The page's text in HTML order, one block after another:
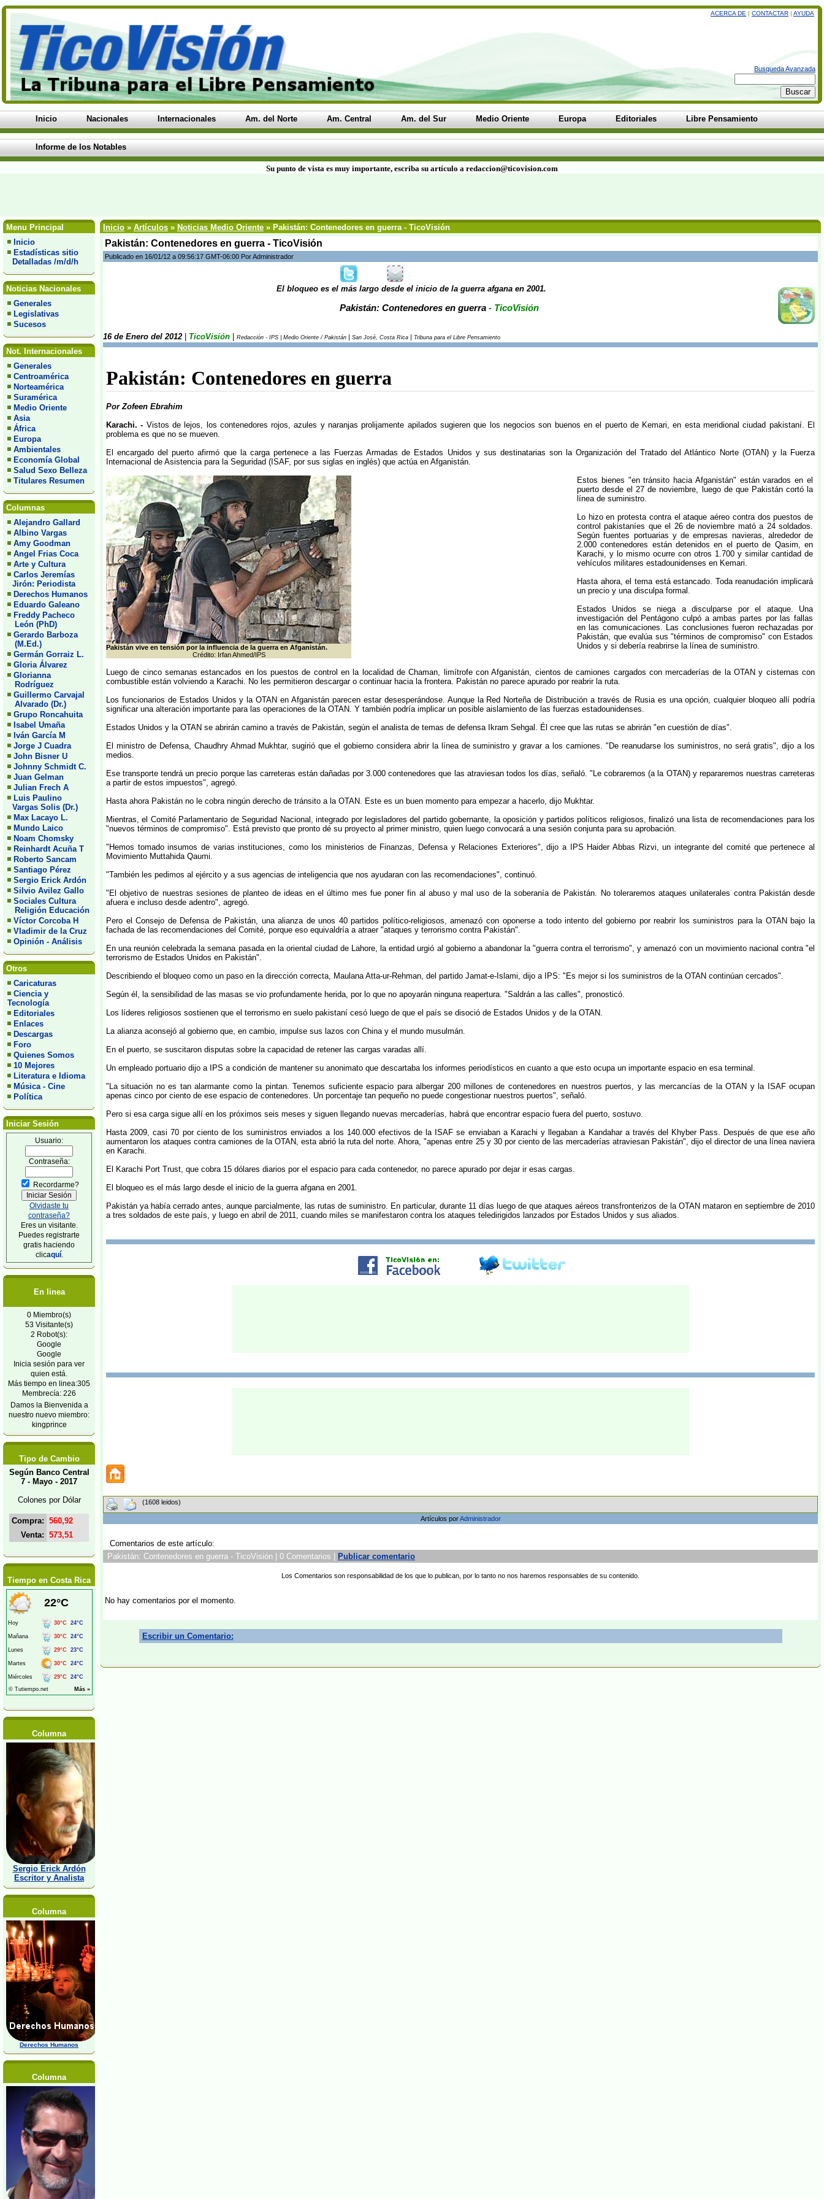
ACERCA DE | CONTACTAR | AYUDA
Busqueda Avanzada
Inicio Nacionales Internacionales Am. del Norte Am. Central Am. del Sur Medio Oriente Europa Editoriales Libre Pensamiento
Informe de los Notables
Su punto de vista es muy importante, escriba su artículo a redaccion@ticovision.com
Menu Principal
Inicio
Estadísticas sitio
Detalladas /m/d/h
Noticias Nacionales
Generales
Legislativas
Sucesos
Not. Internacionales
Generales
Centroamérica
Norteamérica
Suramérica
Medio Oriente
Asia
África
Europa
Ambientales
Economía Global
Salud Sexo Belleza
Titulares Resumen
Columnas
Alejandro Gallard
Albino Vargas
Amy Goodman
Angel Frias Coca
Arte y Cultura
Carlos Jeremías
Jirón: Periodista
Derechos Humanos
Eduardo Galeano
Freddy Pacheco
León (PhD)
Gerardo Barboza
(M.Ed.)
Germán Gorraiz L.
Gloria Álvarez
Glorianna
Rodríguez
Guillermo Carvajal
Alvarado (Dr.)
Grupo Roncahuita
Isabel Umaña
Iván García M
Jorge J Cuadra
John Bisner U
Johnny Schmidt C.
Juan Gelman
Julian Frech A
Luis Paulino
Vargas Solis (Dr.)
Max Lacayo L.
Mundo Laico
Noam Chomsky
Reinhardt Acuña T
Roberto Sancam
Santiago Pérez
Sergio Erick Ardón
Silvio Avilez Gallo
Sociales Cultura
Religión Educación
Víctor Corcoba H
Vladimir de la Cruz
Opinión - Análisis
Otros
Caricaturas
Ciencia y
Tecnología
Editoriales
Enlaces
Descargas
Foro
Quienes Somos
10 Mejores
Literatura e Idioma
Música - Cine
Política
Iniciar Sesión
Usuario:
Contraseña:
Recordarme?
Olvidaste tu
contraseña?
Eres un visitante.
Puedes registrarte
gratis haciendo
clicaquí.
En linea
0 Miembro(s)
53 Visitante(s)
2 Robot(s):
Google
Google
Inicia sesión para ver
quien está.
Más tiempo en linea:305
Membrecía: 226
Damos la Bienvenida a
nuestro nuevo miembro:
kingprince
Tipo de Cambio
Según Banco Central
7 - Mayo - 2017
Colones por Dólar
Compra: 560,92
Venta: 573,51
Tiempo en Costa Rica
Columna
Sergio Erick Ardón
Escritor y Analista
Columna
Derechos Humanos
Columna
Inicio » Artículos » Noticias Medio Oriente » Pakistán: Contenedores en guerra - TicoVisión
Pakistán: Contenedores en guerra - TicoVisión
Publicado en 16/01/12 a 09:56:17 GMT-06:00 Por Administrador
El bloqueo es el más largo desde el inicio de la guerra afgana en 2001.
Pakistán: Contenedores en guerra- TicoVisión
16 de Enero del 2012 TicoVisión Redacción - IPS | Medio Oriente / Pakistán | San José, Costa Rica | Tribuna para el Libre Pensamiento
Pakistán: Contenedores en guerra
Por Zofeen Ebrahim
Karachi. - Vistos de lejos, los contenedores rojos, azules y naranjas prolijamente apilados sugieren que los negocios son buenos en el puerto de Kemari, en esta meridional ciudad pakistaní. El
problema es que no se mueven.
El encargado del puerto afirmó que la carga pertenece a las Fuerzas Armadas de Estados Unidos y sus destinatarias son la Organización del Tratado del Atlántico Norte (OTAN) y la Fuerza
Internacional de Asistencia para la Seguridad (ISAF, por sus siglas en inglés) que actúa en Afganistán.
Pakistán vive en tensión por la influencia de la guerra en Afganistán.
Crédito: Irfan Ahmed/IPS
Estos bienes "en tránsito hacia Afganistán" están varados en el
puerto desde el 27 de noviembre, luego de que Pakistán cortó la
línea de suministro.
Lo hizo en protesta contra el ataque aéreo contra dos puestos de
control pakistaníes que el 26 de noviembre mató a 24 soldados.
Según fuentes portuarias y de empresas navieras, alrededor de
2.000 contenedores están detenidos en el puerto de Qasim, en
Karachi, y lo mismo ocurre con otros 1.700 y similar cantidad de
vehículos militares estadounidenses en Kemari.
Hasta ahora, el tema está estancado. Toda reanudación implicará
un precio y una disculpa formal.
Estados Unidos se niega a disculparse por el ataque. Una
investigación del Pentágono culpó a ambas partes por las fallas
en las comunicaciones. Las conclusiones fueron rechazadas por
Pakistán, que evalúa sus "términos de compromiso" con Estados
Unidos y si debería reabrirse la línea de suministro.
Luego de cinco semanas estancados en los puestos de control en la localidad de Chaman, limítrofe con Afganistán, cientos de camiones cargados con mercaderías de la OTAN y cisternas con
combustible están volviendo a Karachi. No les permitieron descargar o continuar hacia la frontera. Pakistán no parece apurado por reabrir la ruta.
Los funcionarios de Estados Unidos y la OTAN en Afganistán parecen estar desesperándose. Aunque la Red Norteña de Distribución a través de Rusia es una opción, cualquier bloqueo allí podría
significar una alteración importante para las operaciones de la OTAN. Y también podría implicar un posible aislamiento de las fuerzas estadounidenses.
Estados Unidos y la OTAN se abrirán camino a través de Pakistán, según el analista de temas de defensa Ikram Sehgal. Él cree que las rutas se abrirán "en cuestión de días".
El ministro de Defensa, Chaudhry Ahmad Mukhtar, sugirió que el gobierno considera abrir la línea de suministro y gravar a los camiones. "De reanudarse los suministros, no será gratis", dijo a los
medios.
Ese transporte tendrá un precio porque las carreteras están dañadas por 3.000 contenedores que las atraviesan todos los días, señaló. "Le cobraremos (a la OTAN) y repararemos nuestras carreteras
a partir de estos impuestos", agregó.
Hasta ahora Pakistán no le cobra ningún derecho de tránsito a la OTAN. Este es un buen momento para empezar a hacerlo, dijo Mukhtar.
Mientras, el Comité Parlamentario de Seguridad Nacional, integrado por legisladores del partido gobernante, la oposición y partidos políticos religiosos, finalizó una lista de recomendaciones para los
"nuevos términos de compromiso". Está previsto que pronto dé su proyecto al primer ministro, quien luego convocará a una sesión conjunta para su aprobación.
"Hemos tomado insumos de varias instituciones, como los ministerios de Finanzas, Defensa y Relaciones Exteriores", dijo a IPS Haider Abbas Rizvi, un integrante del comité que pertenece al
Movimiento Muttahida Qaumi.
"También les pedimos al ejército y a sus agencias de inteligencia que nos ayudaran con las recomendaciones", continuó.
"El objetivo de nuestras sesiones de planteo de ideas en el último mes fue poner fin al abuso y mal uso de la soberanía de Pakistán. No toleraremos ataques unilaterales contra Pakistán desde
afuera e incluso desde adentro", agregó.
Pero el Consejo de Defensa de Pakistán, una alianza de unos 40 partidos político-religiosos, amenazó con oponerse a todo intento del gobierno por reabrir los suministros para la OTAN bajo la
fachada de las recomendaciones del Comité, porque eso equivaldría a atraer "ataques y terrorismo contra Pakistán".
En una reunión celebrada la semana pasada en la oriental ciudad de Lahore, la entidad urgió al gobierno a abandonar la "guerra contra el terrorismo", y amenazó con un movimiento nacional contra "el
terrorismo de Estados Unidos en Pakistán".
Describiendo el bloqueo como un paso en la dirección correcta, Maulana Atta-ur-Rehman, del partido Jamat-e-Islami, dijo a IPS: "Es mejor si los suministros de la OTAN continúan cercados".
Según él, la sensibilidad de las masas se vio profundamente herida, por lo que no apoyarán ninguna reapertura. "Saldrán a las calles", pronosticó.
Los líderes religiosos sostienen que el terrorismo en suelo pakistaní cesó luego de que el país se disoció de Estados Unidos y de la OTAN.
La alianza aconsejó al gobierno que, en cambio, impulse sus lazos con China y el mundo musulmán.
En el puerto, se suscitaron disputas sobre la capacidad de retener las cargas varadas allí.
Un empleado portuario dijo a IPS a condición de mantener su anonimato que descartaba los informes periodísticos en cuanto a que esto ocupa un importante espacio en esa terminal.
"La situación no es tan alarmante como la pintan. Tenemos suficiente espacio para albergar 200 millones de contenedores en nuestros puertos, y las mercancías de la OTAN y la ISAF ocupan
apenas cinco por ciento de ese espacio de contenedores. Un porcentaje tan pequeño no puede congestionar nuestros puertos", señaló.
Pero si esa carga sigue allí en los próximos seis meses y siguen llegando nuevas mercaderías, habrá que encontrar espacio fuera del puerto, sostuvo.
Hasta 2009, casi 70 por ciento de los suministros enviados a los 140.000 efectivos de la ISAF se enviaban a Karachi y llegaban a Kandahar a través del Khyber Pass. Después de que ese año
aumentaron los ataques contra camiones de la OTAN, esta abrió la ruta del norte. Ahora, "apenas entre 25 y 30 por ciento de las mercaderías atraviesan Pakistán", dijo el director de una línea naviera
en Karachi.
El Karachi Port Trust, que cobra 15 dólares diarios por el espacio para cada contenedor, no parece apurado por dejar ir esas cargas.
El bloqueo es el más largo desde el inicio de la guerra afgana en 2001.
Pakistán ya había cerrado antes, aunque parcialmente, las rutas de suministro. En particular, durante 11 días luego de que ataques aéreos transfronterizos de la OTAN mataron en septiembre de 2010
a tres soldados de este país, y luego en abril de 2011, cuando miles se manifestaron contra los ataques teledirigidos lanzados por Estados Unidos y sus aliados.
(1608 leidos)
Artículos porAdministrador
Comentarios de este artículo:
Pakistán: Contenedores en guerra - TicoVisión | 0 Comentarios |
Publicar comentario
Los Comentarios son responsabilidad de los que lo publican, por lo tanto no nos haremos responsables de su contenido.
No hay comentarios por el momento.
Escribir un Comentario: